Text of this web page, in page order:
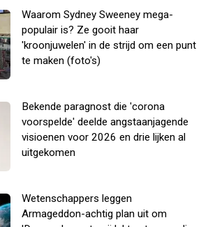
Waarom Sydney Sweeney mega-
populair is? Ze gooit haar
'kroonjuwelen' in de strijd om een punt
te maken (foto's)
Bekende paragnost die 'corona
voorspelde' deelde angstaanjagende
visioenen voor 2026 en drie lijken al
uitgekomen
Wetenschappers leggen
Armageddon-achtig plan uit om